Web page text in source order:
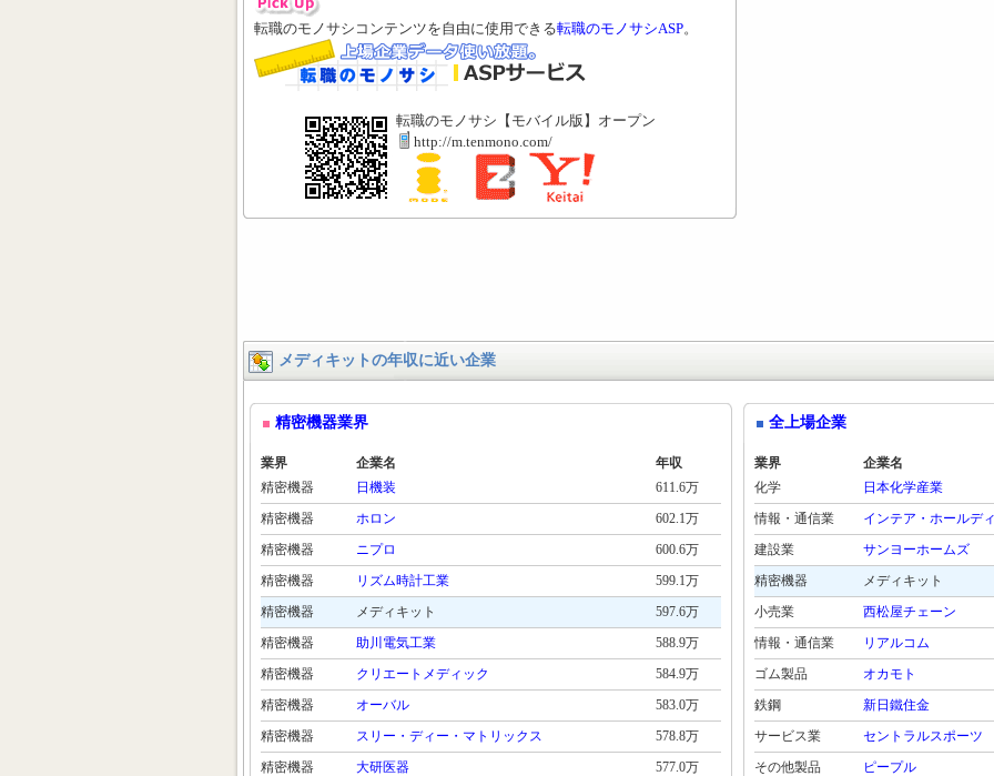
転職のモノサシコンテンツを自由に使用できる転職のモノサシASP。
転職のモノサシ【モバイル版】オープン
http://m.tenmono.com/
メディキットの年収に近い企業
精密機器業界
業界 企業名
年収
精密機器
日機装
611.6万
精密機器
ホロン
602.1万
精密機器
ニプロ
600.6万
精密機器
リズム時計工業
599.1万
精密機器
メディキット
597.6万
精密機器
助川電気工業
588.9万
精密機器
クリエートメディック
584.9万
精密機器
オーバル
583.0万
精密機器
スリー・ディー・マトリックス
578.8万
精密機器
大研医器 577.0万
全上場企業
業界
企業名
化学
日本化学産業
情報・通信業
インテア・ホールデ
建設業
サンヨーホームズ
精密機器
メディキット
小売業
西松屋チェーン
情報・通信業
リアルコム
ゴム製品
オカモト
鉄鋼
新日鐵住金
サービス業
セントラルスポーツ
その他製品
ピープル